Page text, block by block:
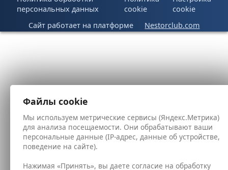
персональных данных
cookie
cookie
Сайт работает на платформе
Nestorclub.com
Файлы cookie
Мы используем метрические сервисы (Яндекс.Метрика)
для анализа посещаемости. Они обрабатывают ваши
персональные данные (IP-адрес, данные об устройстве,
поведение на сайте).
Нажимая «Принять», вы даете согласие на обработку